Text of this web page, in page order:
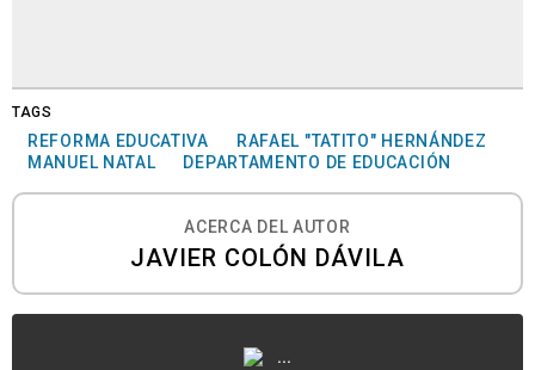
TAGS
REFORMA EDUCATIVA
RAFAEL "TATITO" HERNÁNDEZ
MANUEL NATAL
DEPARTAMENTO DE EDUCACIÓN
ACERCA DEL AUTOR
JAVIER COLÓN DÁVILA
...